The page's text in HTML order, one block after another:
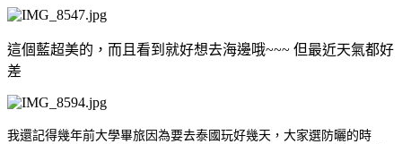
這個藍超美的，而且看到就好想去海邊哦~~~ 但最近天氣都好
差
我還記得幾年前大學畢旅因為要去泰國玩好幾天，大家選防曬的時